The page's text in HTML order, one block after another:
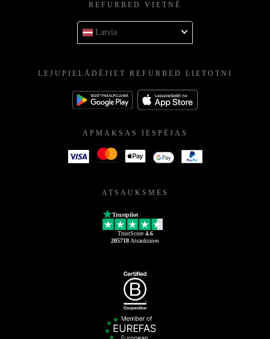
REFURBED VIETNĒ
Latvia
LEJUPIELĀDĒJIET REFURBED LIETOTNI
APMAKSAS IESPĒJAS
ATSAUKSMES
Trustpilot
TrustScore 4.6
205718 Atsauksmes